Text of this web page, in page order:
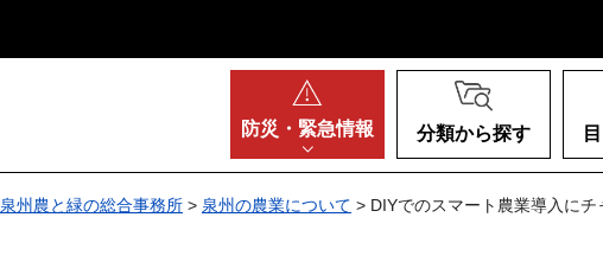
防災・ 緊急情報 分類から探す
泉州農と緑の総合事務所 > 泉州の農業について > DIYでのスマート農業導入にチ